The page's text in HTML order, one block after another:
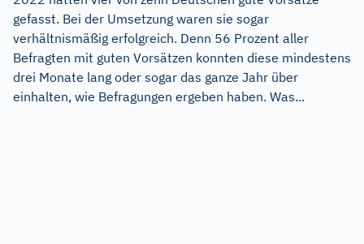
gefasst. Bei der Umsetzung waren sie sogar
verhältnismäßig erfolgreich. Denn 56 Prozent aller
Befragten mit guten Vorsätzen konnten diese mindestens
drei Monate lang oder sogar das ganze Jahr über
einhalten, wie Befragungen ergeben haben. Was...